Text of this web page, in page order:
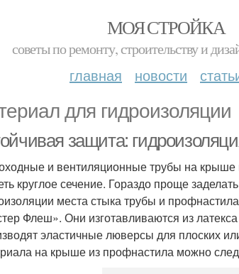
МОЯ СТРОЙКА
советы по ремонту, строительству и
главная новости
для гидроизоляции
защита:
и вентиляционные трубы на крыше
круглое сечение. Гораздо проще
места стыка трубы и
Флеш». Они изготавливаются из
эластичные люверсы для плоских
на крыше из профнастила можно